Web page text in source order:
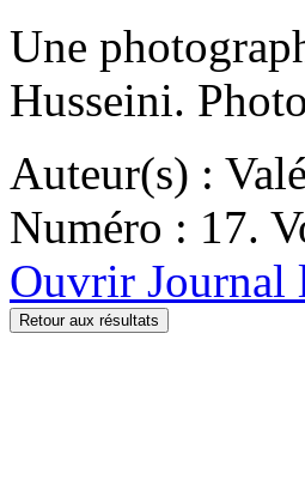
Une
Husseini.
Auteur(s) :
Numéro : 17.
Ouvrir
Retour aux résultats